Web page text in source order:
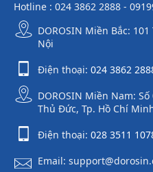
Hotline : 024 3862 2888 -
DOROSIN Miền Bắc:
Nội
Điện thoại: 024 3862
DOROSIN Miền Nam:
Thủ Đức, Tp. Hồ Chí
Điện thoại: 028 3511
Email: